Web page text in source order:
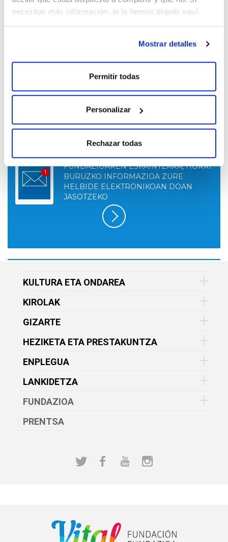
necesitas más información, te la hemos dejado aquí.
Mostrar detalles
Permitir todas
Personalizar
Rechazar todas
Vital Araban zehar - 2026ko abuztua
HARPIDETU GOGOKOEN DUZUN VITAL
FUNDAZIOAREN ESKAINTZARA, HORRI
BURUZKO INFORMAZIOA ZURE
HELBIDE ELEKTRONIKOAN DOAN
JASOTZEKO
KULTURA ETA ONDAREA
KIROLAK
GIZARTE
HEZIKETA ETA PRESTAKUNTZA
ENPLEGUA
LANKIDETZA
FUNDAZIOA
PRENTSA